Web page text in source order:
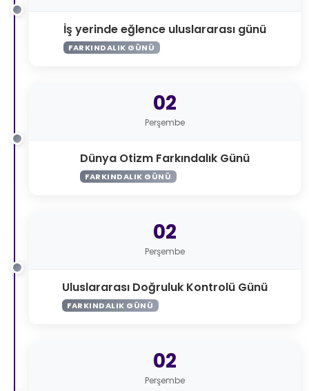
İş yerinde eğlence uluslararası günü
FARKINDALIK GÜNÜ
02
Perşembe
Dünya Otizm Farkındalık Günü
FARKINDALIK GÜNÜ
02
Perşembe
Uluslararası Doğruluk Kontrolü Günü
FARKINDALIK GÜNÜ
02
Perşembe